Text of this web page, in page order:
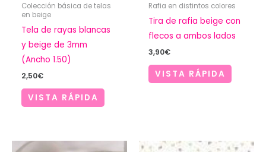
Colección básica de telas
en beige
Tela de rayas blancas
y beige de 3mm
(Ancho 1.50)
2,50€
VISTA RÁPIDA
Rafia en distintos colores
Tira de rafia beige con
flecos a ambos lados
3,90€
VISTA RÁPIDA